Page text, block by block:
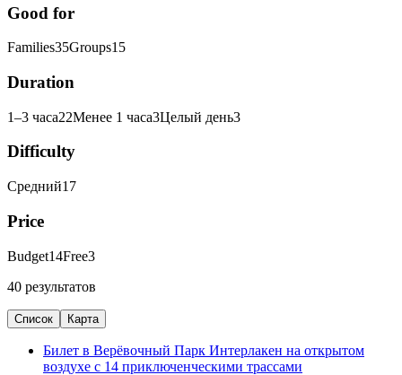
Good for
Families35Groups15
Duration
1–3 часа22Менее 1 часа3Целый день3
Difficulty
Средний17
Price
Budget14Free3
40 результатов
Список Карта
Билет в Верёвочный Парк Интерлакен на открытом
воздухе с 14 приключенческими трассами